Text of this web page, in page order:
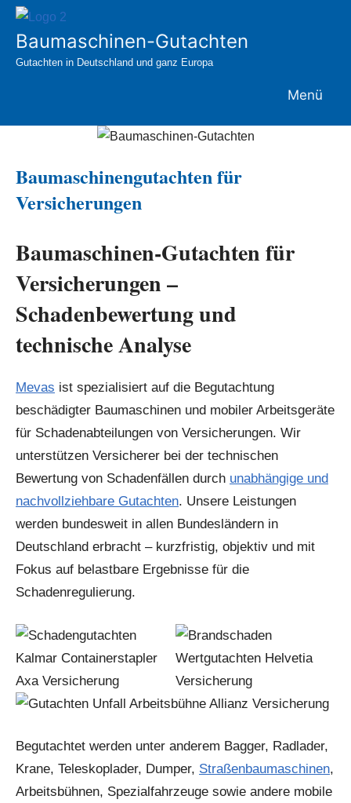
Zum
InhaltBaumaschinen-Gutachten
Gutachten in Deutschland und ganz Europa
Menü
Baumaschinengutachten für
Versicherungen
Baumaschinen-Gutachten für
Versicherungen –
Schadenbewertung und
technische Analyse
Mevas ist spezialisiert auf die Begutachtung
beschädigter Baumaschinen und mobiler Arbeitsgeräte
für Schadenabteilungen von Versicherungen. Wir
unterstützen Versicherer bei der technischen
Bewertung von Schadenfällen durch unabhängige und
nachvollziehbare Gutachten. Unsere Leistungen
werden bundesweit in allen Bundesländern in
Deutschland erbracht – kurzfristig, objektiv und mit
Fokus auf belastbare Ergebnisse für die
Schadenregulierung.
Begutachtet werden unter anderem Bagger, Radlader,
Krane, Teleskoplader, Dumper, Straßenbaumaschinen,
Arbeitsbühnen, Spezialfahrzeuge sowie andere mobile